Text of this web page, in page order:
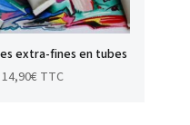
extra-fines en tubes
14,90€Plage
TTC